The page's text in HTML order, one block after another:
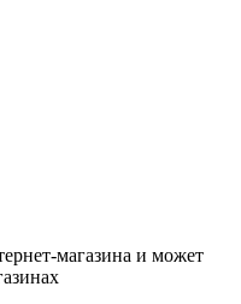
магазина и может